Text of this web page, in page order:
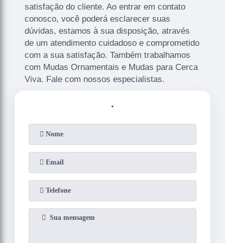
satisfação do cliente. Ao entrar em contato
conosco, você poderá esclarecer suas
dúvidas, estamos à sua disposição, através
de um atendimento cuidadoso e comprometido
com a sua satisfação. Também trabalhamos
com Mudas Ornamentais e Mudas para Cerca
Viva. Fale com nossos especialistas.
.